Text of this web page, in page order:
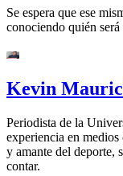
Se espera que ese
conociendo quién
Kevin
Periodista de la
experiencia en
y amante del deporte,
contar.